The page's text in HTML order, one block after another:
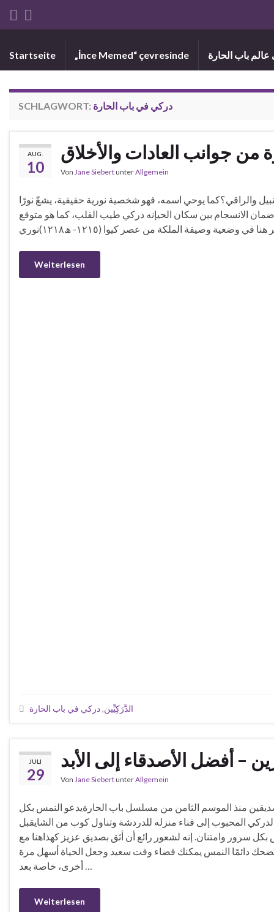
Startseite „İnce Memed“ çevresinde عالم باب الحارة
SCHLAGWORT: دركي في باب الحارة
AUG.
10
جوانب العادات والأخلاق
Von Jane SiebertunterAllgemein
والراقي؟كما يوحي اسمه، فهو شخصية نورية حقيقية، يشعّ نورًا
الانسجام بين سكان الحيإنه دركي طيب القلب، كما هو متوقع
Weiterlesen
الدَّرَكِيِّين,دركي في باب الحارة
JULI
29
– أفضل الأصدقاء إلى الأبد
Von Jane SiebertunterAllgemein
منذ الموسم الثامن من مسلسل باب الحارةيدعو النمس بكل
المحبوب إلى فناء منزله للدردشة وتناول كوب من الشايقبل
سرور وامتنان. إنه لشعور رائع أن أثق بصديق عزيز كهذاهنا مع
دائمًا النمس يمكنك قضاء وقت سعيد وجعل الحياة أسهل مرة
أخرى، خاصة بعد …
Weiterlesen